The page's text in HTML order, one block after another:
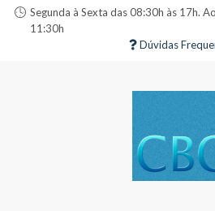
Segunda à Sexta das 08:30h às 17h.
11:30h
Dúvidas